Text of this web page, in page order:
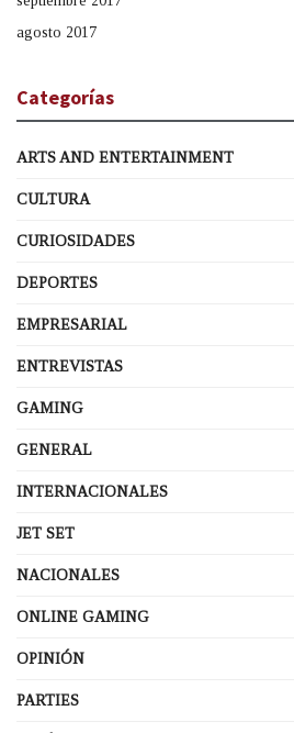
agosto 2017
Categorías
ARTS AND ENTERTAINMENT
CULTURA
CURIOSIDADES
DEPORTES
EMPRESARIAL
ENTREVISTAS
GAMING
GENERAL
INTERNACIONALES
JET SET
NACIONALES
ONLINE GAMING
OPINIÓN
PARTIES